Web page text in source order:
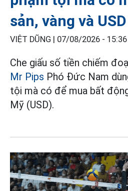
sản, vàng và USD
VIỆT DŨNG | 07/08/2026 - 15:36
Che giấu số tiền chiếm
Mr Pips Phó Đức Nam
tội mà có để mua bất
Mỹ (USD).